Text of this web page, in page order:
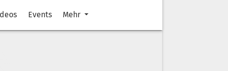
Events Mehr